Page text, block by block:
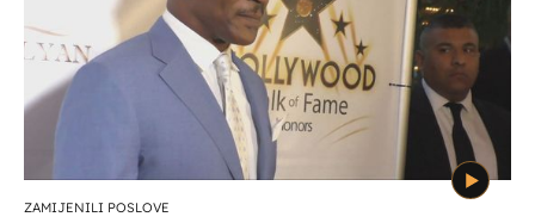
ZAMIJENILI POSLOVE